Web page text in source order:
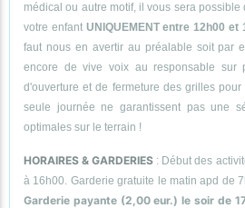
médical ou autre motif, il vous sera
votre enfant UNIQUEMENT entre 12h00 et
faut nous en avertir au préalable soit par
encore de vive voix au responsable sur
d'ouverture et de fermeture des grilles
seule journée ne garantissent pas une
optimales sur le terrain !
HORAIRES & GARDERIES : Début des
à 16h00. Garderie gratuite le matin apd de
Garderie payante (2,00 eur.) le soir de